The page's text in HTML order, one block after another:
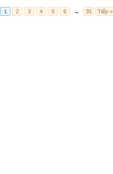
1 2 3 4 5 6 → 35 Tiếp >